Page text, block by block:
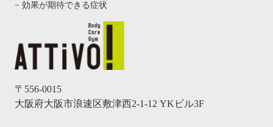
〒556-0015
大阪府大阪市浪速区敷津西2-1-12 YKビル3F
− 効果が期待できる症状